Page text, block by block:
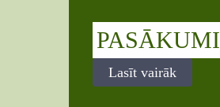
PASĀKUMI
Lasīt vairāk